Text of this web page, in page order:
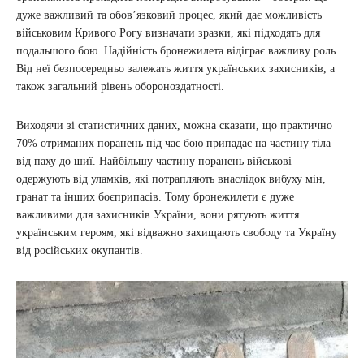
дуже важливий та обов’язковий процес, який дає можливість
військовим Кривого Рогу визначати зразки, які підходять для
подальшого бою. Надійність бронежилета відіграє важливу роль.
Від неї безпосередньо залежать життя українських захисників, а
також загальний рівень обороноздатності.
Виходячи зі статистичних даних, можна сказати, що практично
70% отриманих поранень під час бою припадає на частину тіла
від паху до шиї. Найбільшу частину поранень військові
одержують від уламків, які потрапляють внаслідок вибуху мін,
гранат та інших боєприпасів. Тому бронежилети є дуже
важливими для захисників України, вони рятують життя
українським героям, які відважно захищають свободу та Україну
від російських окупантів.